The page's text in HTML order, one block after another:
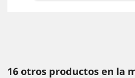
16 otros productos en la